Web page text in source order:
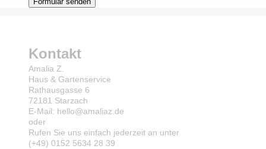
Kontakt
Amalia Z.
Haus & Gartenservice
Rathausgasse 6
72181 Starzach
E-Mail: hello@amaliaz.de
oder
Rufen Sie uns einfach jederzeit an unter
(+49) 0152 5634 28 39